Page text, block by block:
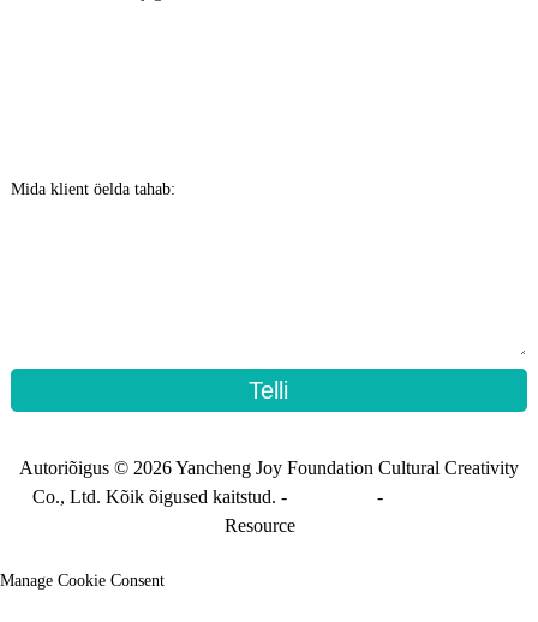
Mida klient öelda tahab:
Telli
Autoriõigus © 2026 Yancheng Joy Foundation Cultural Creativity
Co., Ltd. Kõik õigused kaitstud. -
-
Resource
Manage Cookie Consent